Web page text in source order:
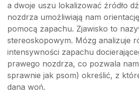
a dwoje uszu lokalizować źródło
nozdrza umożliwiają nam
pomocą zapachu. Zjawisko to
stereoskopowym. Mózg analizuje
intensywności zapachu
prawego nozdrza, co pozwala
sprawnie jak psom) określić, z
dana woń.